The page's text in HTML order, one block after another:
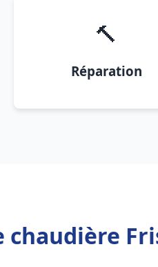
🔨
Réparation